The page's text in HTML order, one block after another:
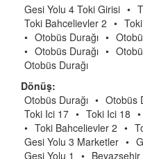
Gesi Yolu 4 Toki Girisi •
Toki Bahcelievler 2 •
• Otobüs Durağı •
• Otobüs Durağı •
Otobüs Durağı
Dönüş:
Otobüs Durağı • Otobüs
Toki Ici 17 • Toki Ici 18 •
• Toki Bahcelievler 2 •
Gesi Yolu 3 Marketler •
Gesi Yolu 1
• Beyazsehir